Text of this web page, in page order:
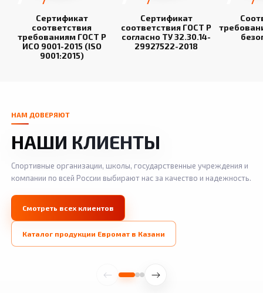
Сертификат
соответствия
требованиям ГОСТ Р
ИСО 9001-2015 (ISO
9001:2015)
Сертификат
соответствия ГОСТ Р
согласно ТУ 32.30.14-
29927522-2018
НАМ ДОВЕРЯЮТ
НАШИ КЛИЕНТЫ
Спортивные организации, школы, государственные учреждения и
компании по всей России выбирают нас за качество и надежность.
Смотреть всех клиентов
Каталог продукции Евромат в Казани